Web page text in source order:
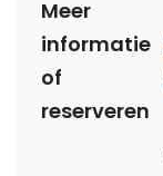
Meer
informatie
of
reserveren